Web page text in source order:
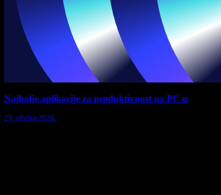
Najbolje aplikacije za produktivnost na PC-u
23. ožujka 2026.